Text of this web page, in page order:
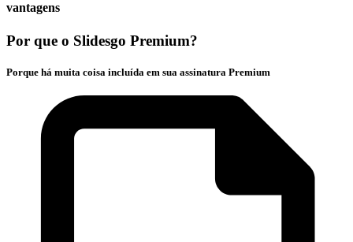
vantagens
Por que o Slidesgo Premium?
Porque há muita coisa incluída em sua assinatura Premium